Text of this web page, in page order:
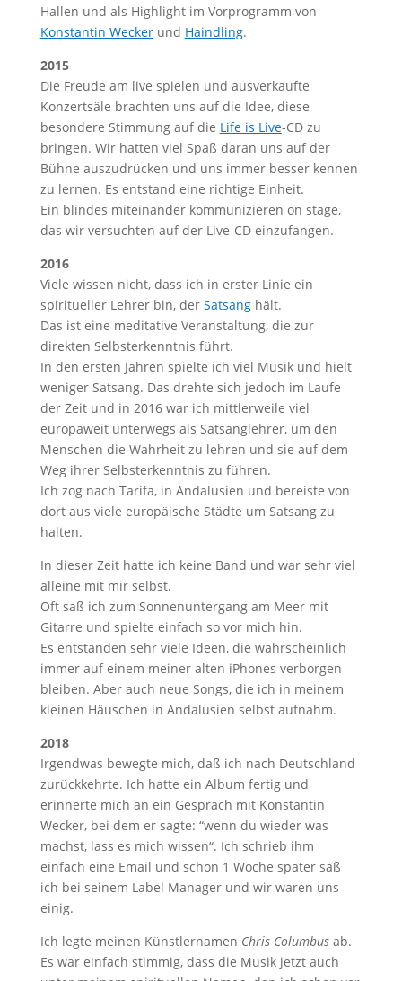
Hallen und als Highlight im Vorprogramm von
Konstantin Weckerund Haindling.
2015
Die Freude am live spielen und ausverkaufte
Konzertsäle brachten uns auf die Idee, diese
besondere Stimmung auf die Life is Live-CD zu
bringen. Wir hatten viel Spaß daran uns auf der
Bühne auszudrücken und uns immer besser kennen
zu lernen. Es entstand eine richtige Einheit.
Ein blindes miteinander kommunizieren on stage,
das wir versuchten auf der Live-CD einzufangen.
2016
Viele wissen nicht, dass ich in erster Linie ein
spiritueller Lehrer bin, der Satsang hält.
Das ist eine meditative Veranstaltung, die zur
direkten Selbsterkenntnis führt.
In den ersten Jahren spielte ich viel Musik und hielt
weniger Satsang. Das drehte sich jedoch im Laufe
der Zeit und in 2016 war ich mittlerweile viel
europaweit unterwegs als Satsanglehrer, um den
Menschen die Wahrheit zu lehren und sie auf dem
Weg ihrer Selbsterkenntnis zu führen.
Ich zog nach Tarifa, in Andalusien und bereiste von
dort aus viele europäische Städte um Satsang zu
halten.
In dieser Zeit hatte ich keine Band und war sehr viel
alleine mit mir selbst.
Oft saß ich zum Sonnenuntergang am Meer mit
Gitarre und spielte einfach so vor mich hin.
Es entstanden sehr viele Ideen, die wahrscheinlich
immer auf einem meiner alten iPhones verborgen
bleiben. Aber auch neue Songs, die ich in meinem
kleinen Häuschen in Andalusien selbst aufnahm.
2018
Irgendwas bewegte mich, daß ich nach Deutschland
zurückkehrte. Ich hatte ein Album fertig und
erinnerte mich an ein Gespräch mit Konstantin
Wecker, bei dem er sagte: “wenn du wieder was
machst, lass es mich wissen“. Ich schrieb ihm
einfach eine Email und schon 1 Woche später saß
ich bei seinem Label Manager und wir waren uns
einig.
Ich legte meinen Künstlernamen Chris Columbusab.
Es war einfach stimmig, dass die Musik jetzt auch